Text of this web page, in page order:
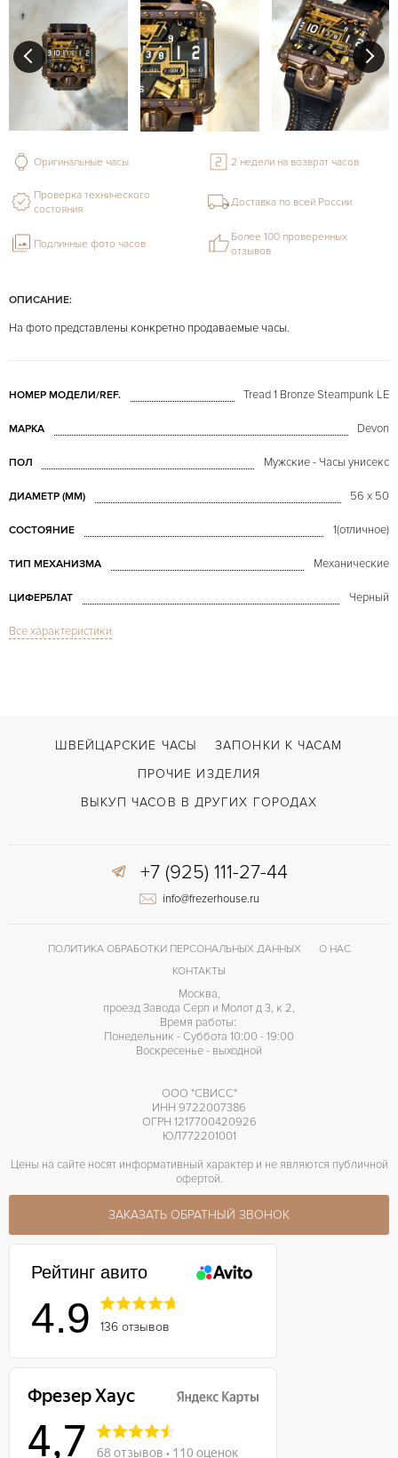
ОПИСАНИЕ:
На фото представлены конкретно продаваемые часы.
НОМЕР МОДЕЛИ/REF. Tread 1 Bronze Steampunk LE
МАРКА Devon
ПОЛ Мужские - Часы унисекс
ДИАМЕТР (MM) 56 x 50
СОСТОЯНИЕ 1(отличное)
ТИП МЕХАНИЗМА Механические
ЦИФЕРБЛАТ Черный
СТЕКЛО
Двойной сложности застежка
Все характеристики
Оригинальные часы 2 недели на возврат часов
Проверка технического
состояния
Доставка по всей России
Подлинные фото часов
Более 100 проверенных
отзывов
ШВЕЙЦАРСКИЕ ЧАСЫ
ЗАПОНКИ К ЧАСАМ
ПРОЧИЕ ИЗДЕЛИЯ
ВЫКУП ЧАСОВ В ДРУГИХ ГОРОДАХ
+7 (925) 111-27-44
info@frezerhouse.ru
ПОЛИТИКА ОБРАБОТКИ ПЕРСОНАЛЬНЫХ ДАННЫХ
О НАС
КОНТАКТЫ
Москва,
проезд Завода Серп и Молот д 3, к 2,
Время работы:
Понедельник - Суббота 10:00 - 19:00
Воскресенье - выходной
ООО "СВИСС"
ИНН 9722007386
ОГРН 1217700420926
ЮЛ772201001
Цены на сайте носят информативный характер и не являются публичной
офертой.
ЗАКАЗАТЬ ОБРАТНЫЙ ЗВОНОК
Рейтинг авито
4.9 136 отзывов